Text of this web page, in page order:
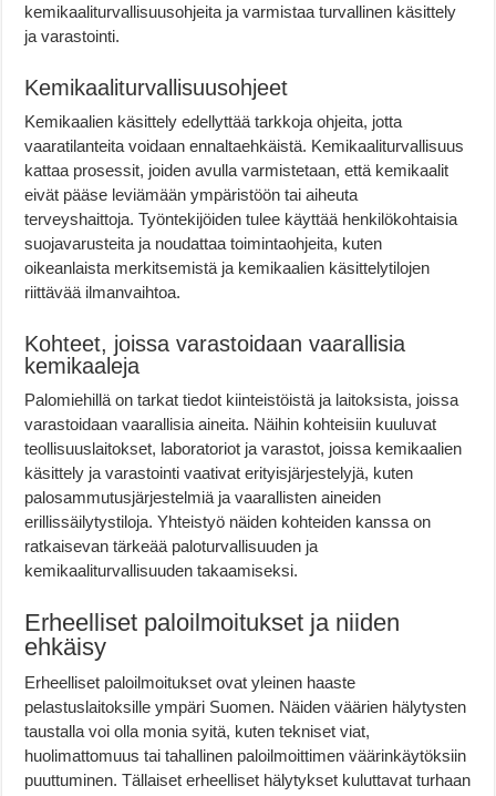
kemikaaliturvallisuusohjeita ja varmistaa turvallinen käsittely
ja varastointi.
Kemikaaliturvallisuusohjeet
Kemikaalien käsittely edellyttää tarkkoja ohjeita, jotta
vaaratilanteita voidaan ennaltaehkäistä. Kemikaaliturvallisuus
kattaa prosessit, joiden avulla varmistetaan, että kemikaalit
eivät pääse leviämään ympäristöön tai aiheuta
terveyshaittoja. Työntekijöiden tulee käyttää henkilökohtaisia
suojavarusteita ja noudattaa toimintaohjeita, kuten
oikeanlaista merkitsemistä ja kemikaalien käsittelytilojen
riittävää ilmanvaihtoa.
Kohteet, joissa varastoidaan vaarallisia
kemikaaleja
Palomiehillä on tarkat tiedot kiinteistöistä ja laitoksista, joissa
varastoidaan vaarallisia aineita. Näihin kohteisiin kuuluvat
teollisuuslaitokset, laboratoriot ja varastot, joissa kemikaalien
käsittely ja varastointi vaativat erityisjärjestelyjä, kuten
palosammutusjärjestelmiä ja vaarallisten aineiden
erillissäilytystiloja. Yhteistyö näiden kohteiden kanssa on
ratkaisevan tärkeää paloturvallisuuden ja
kemikaaliturvallisuuden takaamiseksi.
Erheelliset paloilmoitukset ja niiden
ehkäisy
Erheelliset paloilmoitukset ovat yleinen haaste
pelastuslaitoksille ympäri Suomen. Näiden väärien hälytysten
taustalla voi olla monia syitä, kuten tekniset viat,
huolimattomuus tai tahallinen paloilmoittimen väärinkäytöksiin
puuttuminen. Tällaiset erheelliset hälytykset kuluttavat turhaan